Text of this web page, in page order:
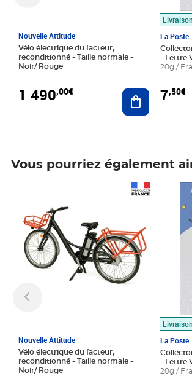
Nouvelle Attitude
Vélo électrique du facteur,
reconditionné - Taille normale -
Noir/ Rouge
1 490,00€ Ajouter au
La Poste
- Lettre
20g /
7,50€
Vous pourriez également
Nouvelle Attitude
Vélo électrique du facteur,
reconditionné - Taille normale -
Noir/ Rouge
La Poste
- Lettre
20g /
Prix